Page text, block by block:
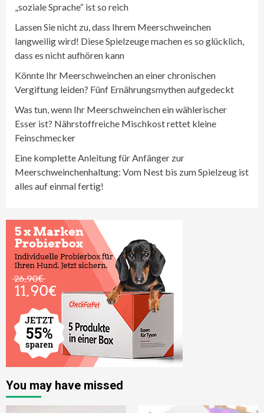
„soziale Sprache“ ist so reich
Lassen Sie nicht zu, dass Ihrem Meerschweinchen
langweilig wird! Diese Spielzeuge machen es so glücklich,
dass es nicht aufhören kann
Könnte Ihr Meerschweinchen an einer chronischen
Vergiftung leiden? Fünf Ernährungsmythen aufgedeckt
Was tun, wenn Ihr Meerschweinchen ein wählerischer
Esser ist? Nährstoffreiche Mischkost rettet kleine
Feinschmecker
Eine komplette Anleitung für Anfänger zur
Meerschweinchenhaltung: Vom Nest bis zum Spielzeug ist
alles auf einmal fertig!
You may have missed